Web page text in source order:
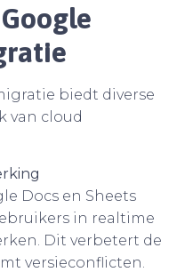
biedt diverse
van cloud
Docs en Sheets
in realtime
Dit verbetert de
versieconflicten.